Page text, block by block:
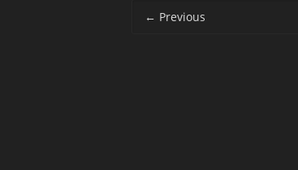
Post navigation
← Previous